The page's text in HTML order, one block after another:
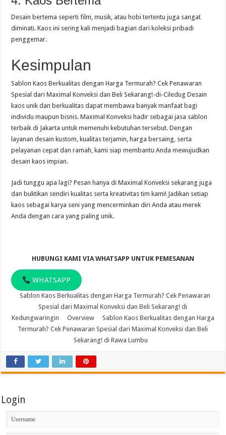
Desain bertema seperti film, musik, atau hobi tertentu juga sangat
diminati. Kaos ini sering kali menjadi bagian dari koleksi pribadi
penggemar.
Kesimpulan
Sablon Kaos Berkualitas dengan Harga Termurah? Cek Penawaran
Spesial dari Maximal Konveksi dan Beli Sekarang!-di-Ciledug Desain
kaos unik dan berkualitas dapat membawa banyak manfaat bagi
individu maupun bisnis. Maximal Konveksi hadir sebagai jasa sablon
terbaik di Jakarta untuk memenuhi kebutuhan tersebut. Dengan
layanan desain kustom, kualitas terjamin, harga bersaing, serta
pelayanan cepat dan ramah, kami siap membantu Anda mewujudkan
desain kaos impian.
Jadi tunggu apa lagi? Pesan hanya di Maximal Konveksi sekarang juga
dan buktikan sendiri kualitas serta kreativitas tim kami! Jadikan setiap
kaos sebagai karya seni yang mencerminkan diri Anda atau merek
Anda dengan cara yang paling unik.
HUBUNGI KAMI VIA WHATSAPP UNTUK PEMESANAN
WHATSAPP
Sablon Kaos Berkualitas dengan Harga Termurah? Cek Penawaran
Spesial dari Maximal Konveksi dan Beli Sekarang! di
Kedungwaringin
Overview
Sablon Kaos Berkualitas dengan Harga
Termurah? Cek Penawaran Spesial dari Maximal Konveksi dan Beli
Sekarang! di Rawa Lumbu
Login